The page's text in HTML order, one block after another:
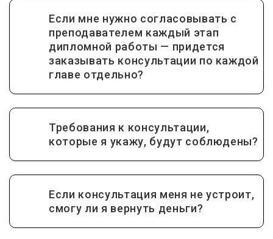
Если мне нужно согласовывать с
преподавателем каждый этап
дипломной работы — придется
заказывать консультации по каждой
главе отдельно?
Требования к консультации,
которые я укажу, будут соблюдены?
Если консультация меня не устроит,
смогу ли я вернуть деньги?